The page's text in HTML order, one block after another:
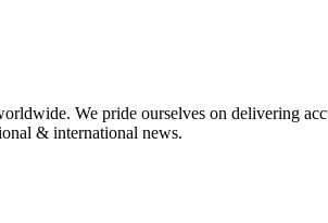
We pride ourselves on delivering
& international news.